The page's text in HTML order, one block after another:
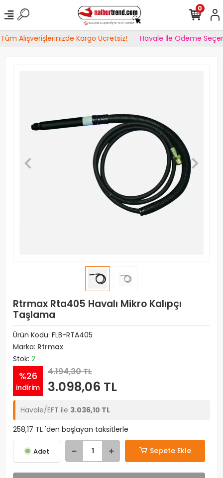
Alışverişlerinizde Kargo Ücretsiz! Havale İle Ödeme
0
Rtrmax Rta405 Havalı Mikro Kalıpçı
Taşlama
Ürün Kodu: FLB-RTA405
Marka: Rtrmax
Stok: 2
%26
indirim
4.194,30 TL
3.098,06 TL
Havale/EFT ile 3.036,10 TL
258,17 TL 'den başlayan taksitlerle
Adet Sepete Ekle